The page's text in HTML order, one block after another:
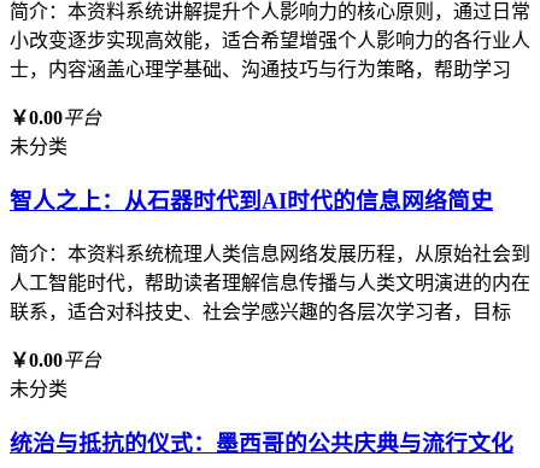
简介：本资料系统讲解提升个人影响力的核心原则，通过日常
小改变逐步实现高效能，适合希望增强个人影响力的各行业人
士，内容涵盖心理学基础、沟通技巧与行为策略，帮助学习
￥0.00平台
未分类
智人之上：从石器时代到AI时代的信息网络简史
简介：本资料系统梳理人类信息网络发展历程，从原始社会到
人工智能时代，帮助读者理解信息传播与人类文明演进的内在
联系，适合对科技史、社会学感兴趣的各层次学习者，目标
￥0.00平台
未分类
统治与抵抗的仪式：墨西哥的公共庆典与流行文化